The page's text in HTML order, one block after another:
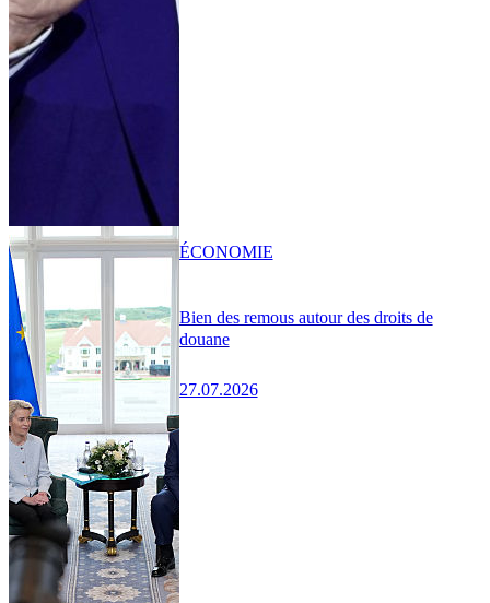
Bien des remous autour des droits de
douane
27.07.2026
ÉCONOMIE